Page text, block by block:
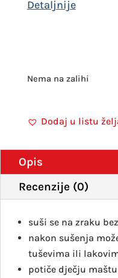
Nema na zalihi
Dodaj u listu
Opis
Recenzije (0)
suši se na zraku
nakon sušenja
tuševima ili
potiče dječju